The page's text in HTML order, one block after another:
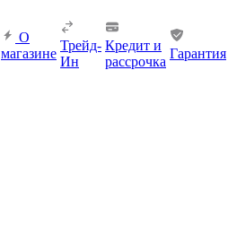
О
магазине
Трейд-
Ин
Кредит и
рассрочка
Гарантия